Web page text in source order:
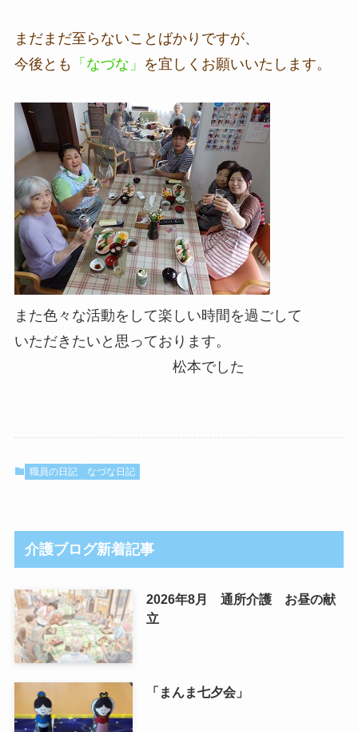
まだまだ至らないことばかりですが、
今後とも 「なづな」 を宜しくお願いいたします。
また色々な活動をして楽しい時間を過ごして
いただきたいと思っております。
松本でした
職員の日記 なづな日記
介護ブログ新着記事
2026年8月 通所介護 お昼の献
立
「まんま七夕会」